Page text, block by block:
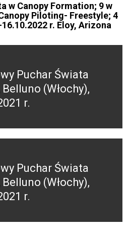
w Canopy Formation; 9 w
Piloting- Freestyle; 4
r. Eloy, Arizona
Puchar Świata
(Włochy),
r.
Puchar Świata
(Włochy),
r.